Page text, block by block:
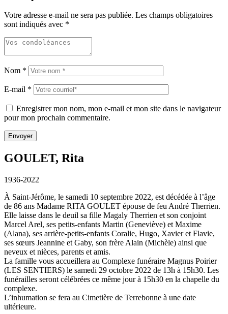
Votre adresse e-mail ne sera pas publiée. Les champs obligatoires
sont indiqués avec *
Nom *
E-mail *
Enregistrer mon nom, mon e-mail et mon site dans le navigateur
pour mon prochain commentaire.
GOULET, Rita
1936-2022
À Saint-Jérôme, le samedi 10 septembre 2022, est décédée à l’âge
de 86 ans Madame RITA GOULET épouse de feu André Therrien.
Elle laisse dans le deuil sa fille Magaly Therrien et son conjoint
Marcel Arel, ses petits-enfants Martin (Geneviève) et Maxime
(Alana), ses arrière-petits-enfants Coralie, Hugo, Xavier et Flavie,
ses sœurs Jeannine et Gaby, son frère Alain (Michèle) ainsi que
neveux et nièces, parents et amis.
La famille vous accueillera au Complexe funéraire Magnus Poirier
(LES SENTIERS) le samedi 29 octobre 2022 de 13h à 15h30. Les
funérailles seront célébrées ce même jour à 15h30 en la chapelle du
complexe.
L’inhumation se fera au Cimetière de Terrebonne à une date
ultérieure.